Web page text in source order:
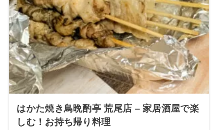
はかた焼き鳥晩酌亭 荒尾店 – 家居酒屋で楽
しむ！お持ち帰り料理